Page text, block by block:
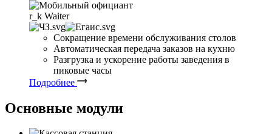
r_k Waiter
Сокращение времени обслуживания столов
Автоматическая передача заказов на кухню
Разгрузка и ускорение работы заведения в
пиковые часы
Подробнее
Основные модули